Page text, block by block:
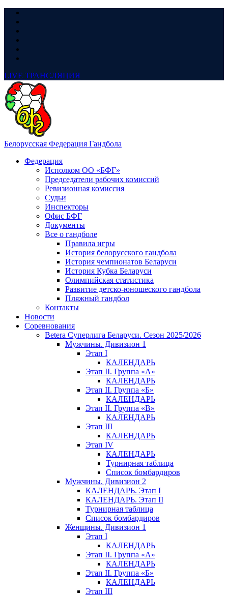
LIVE ТРАНСЛЯЦИЯ
Белорусская Федерация Гандбола
Федерация
Исполком ОО «БФГ»
Председатели рабочих комиссий
Ревизионная комиссия
Судьи
Инспекторы
Офис БФГ
Документы
Все о гандболе
Правила игры
История белорусского гандбола
История чемпионатов Беларуси
История Кубка Беларуси
Олимпийская статистика
Развитие детско-юношеского гандбола
Пляжный гандбол
Контакты
Новости
Соревнования
Betera Суперлига Беларуси. Сезон 2025/2026
Мужчины. Дивизион 1
Этап I
КАЛЕНДАРЬ
Этап II. Группа «А»
КАЛЕНДАРЬ
Этап II. Группа «Б»
КАЛЕНДАРЬ
Этап II. Группа «В»
КАЛЕНДАРЬ
Этап III
КАЛЕНДАРЬ
Этап IV
КАЛЕНДАРЬ
Турнирная таблица
Список бомбардиров
Мужчины. Дивизион 2
КАЛЕНДАРЬ. Этап I
КАЛЕНДАРЬ. Этап II
Турнирная таблица
Список бомбардиров
Женщины. Дивизион 1
Этап I
КАЛЕНДАРЬ
Этап II. Группа «А»
КАЛЕНДАРЬ
Этап II. Группа «Б»
КАЛЕНДАРЬ
Этап III